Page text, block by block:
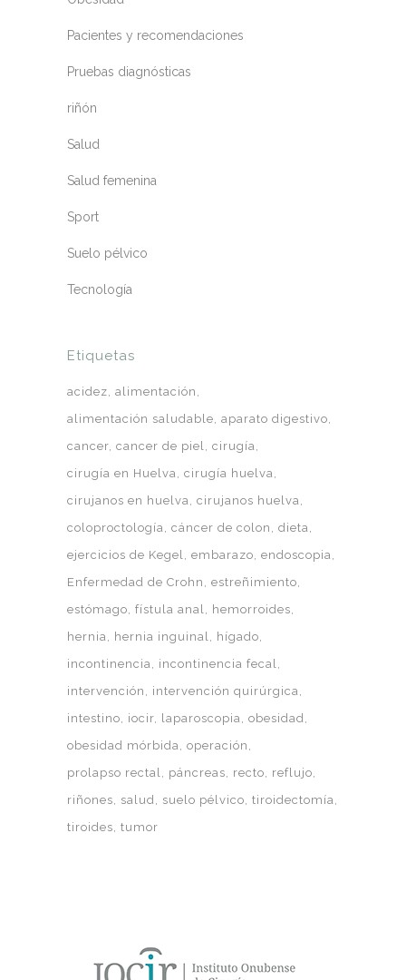
Pacientes y recomendaciones
Pruebas diagnósticas
riñón
Salud
Salud femenina
Sport
Suelo pélvico
Tecnología
Etiquetas
acidez alimentación
alimentación saludable aparato digestivo
cancer cancer de piel cirugía
cirugía en Huelva cirugía huelva
cirujanos en huelva cirujanos huelva
coloproctología cáncer de colon
dieta
ejercicios de Kegel embarazo endoscopia
Enfermedad de Crohn
estreñimiento
estómago fístula anal
hemorroides
hernia
hernia inguinal
hígado
incontinencia
incontinencia fecal
intervención
intervención quirúrgica
intestino
iocir laparoscopia obesidad
obesidad mórbida operación
prolapso rectal
páncreas recto
reflujo
riñones
salud suelo pélvico tiroidectomía
tiroides tumor